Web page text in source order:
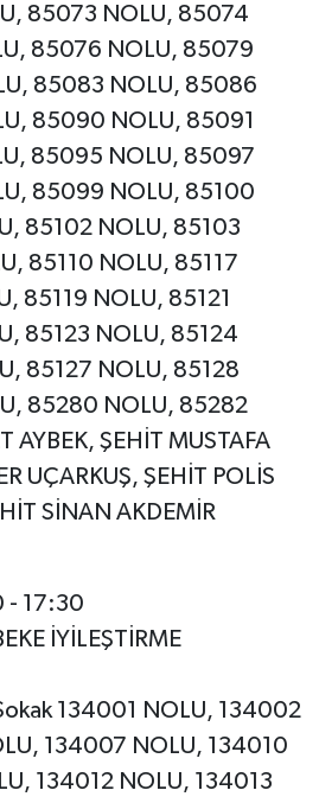
85073 NOLU, 85074
85076 NOLU, 85079
85083 NOLU, 85086
85090 NOLU, 85091
85095 NOLU, 85097
85099 NOLU, 85100
85102 NOLU, 85103
85110 NOLU, 85117
85119 NOLU, 85121
85123 NOLU, 85124
85127 NOLU, 85128
85280 NOLU, 85282
AYBEK, ŞEHİT MUSTAFA
UÇARKUŞ, ŞEHİT POLİS
SİNAN AKDEMİR
17:30
İYİLEŞTİRME
134001 NOLU, 134002
134007 NOLU, 134010
134012 NOLU, 134013